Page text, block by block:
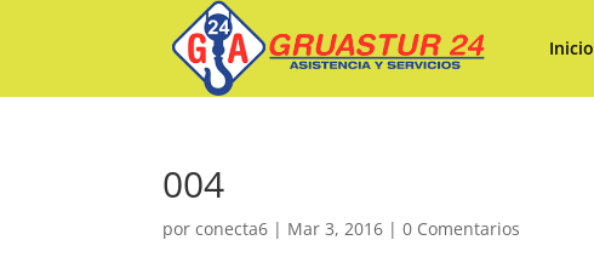
Inicio
004
porconecta6 | Mar 3, 2016 |0 Comentarios